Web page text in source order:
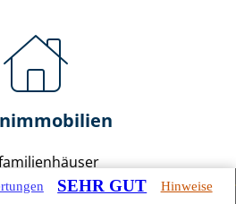
SEHR GUT Hinweise